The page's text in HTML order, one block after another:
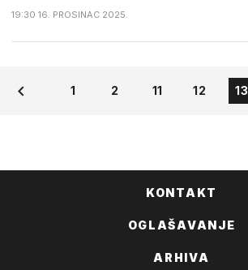
19:30 16. PROSINAC 2025.
1 2 11 12 13
KONTAKT
OGLAŠAVANJE
ARHIVA